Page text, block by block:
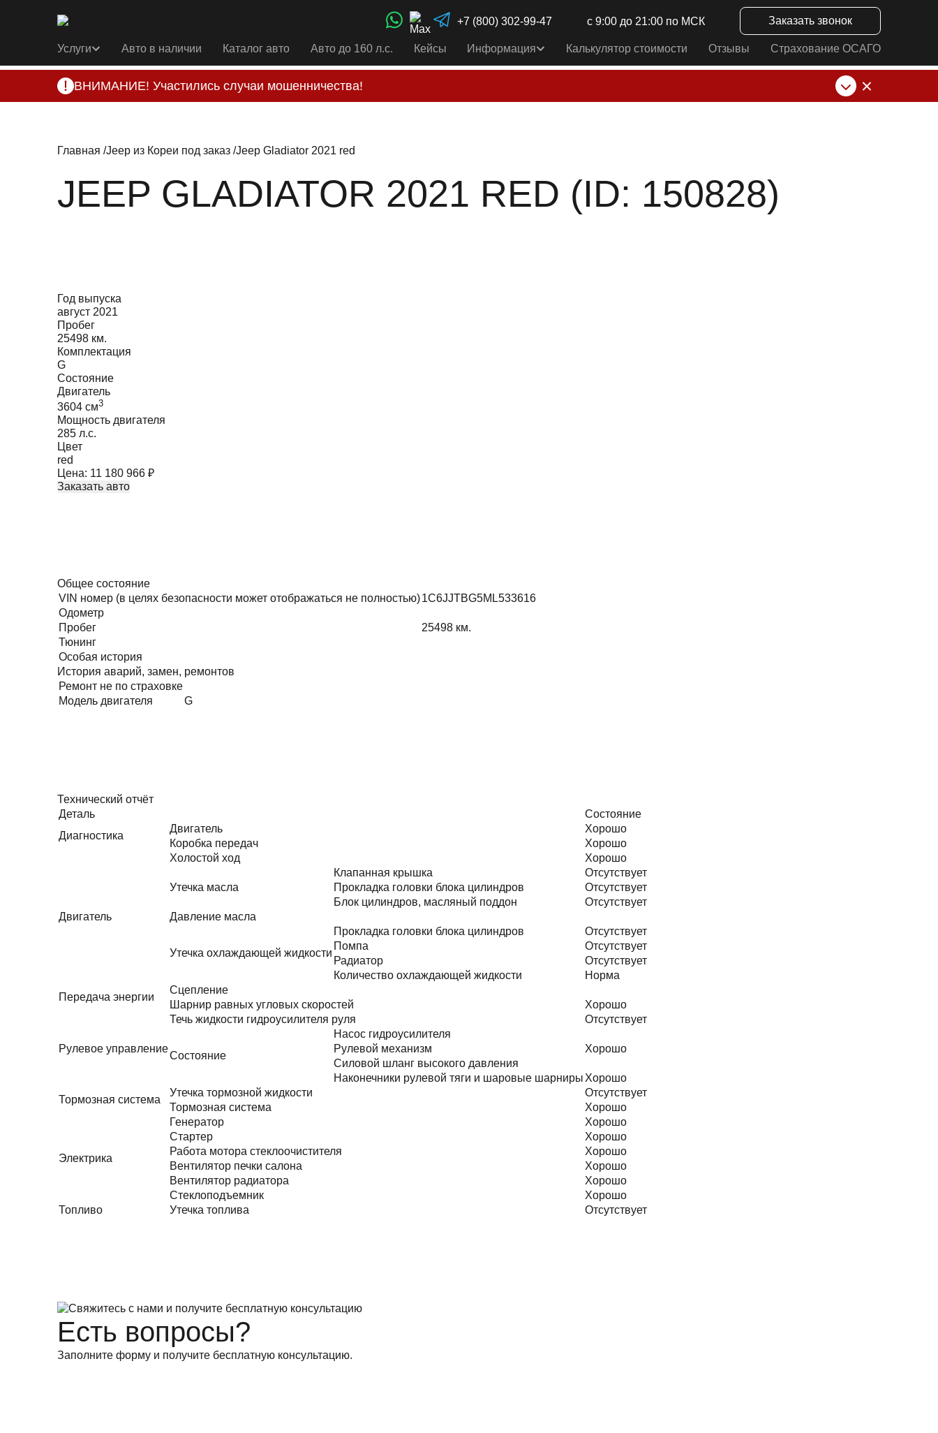
+7 (800) 302-99-47 с 9:00 до 21:00 по МСК Заказать звонок
Услуги Авто в наличии Каталог авто Авто до 160 л.с. Кейсы Информация Калькулятор стоимости Отзывы Страхование ОСАГО
ВНИМАНИЕ! Участились случаи мошенничества!
Главная Jeep из Кореи под заказ Jeep Gladiator 2021 red
JEEP GLADIATOR 2021 RED (ID: 150828)
Год выпуска
август 2021
Пробег
25498 км.
Комплектация
G
Состояние
Двигатель
3604 cм3
Мощность двигателя
285 л.с.
Цвет
red
Цена: 11 180 966 ₽
Заказать авто
Общее состояние
VIN номер (в целях безопасности может отображаться не полностью)1C6JJTBG5ML533616
Одометр
Пробег
25498 км.
Тюнинг
Особая история
История аварий, замен, ремонтов
Ремонт не по страховке
Модель двигателя
G
Технический отчёт
Деталь
Состояние
Диагностика
Двигатель
Хорошо
Коробка передач
Хорошо
Двигатель
Холостой ход Хорошо
Утечка масла
Клапанная крышка
Отсутствует
Прокладка головки блока цилиндров
Отсутствует
Блок цилиндров, масляный поддон
Отсутствует
Давление масла
Утечка охлаждающей жидкости
Прокладка головки блока цилиндров
Отсутствует
Помпа
Отсутствует
Радиатор
Отсутствует
Количество охлаждающей жидкости
Норма
Передача энергии
Сцепление
Шарнир равных угловых скоростей
Хорошо
Рулевое управление
Течь жидкости гидроусилителя руля Отсутствует
Состояние
Насос гидроусилителя
Рулевой механизм
Хорошо
Силовой шланг высокого давления
Наконечники рулевой тяги и шаровые шарниры Хорошо
Тормозная система
Утечка тормозной жидкости
Отсутствует
Тормозная система
Хорошо
Электрика
Генератор
Хорошо
Стартер
Хорошо
Работа мотора стеклоочистителя
Хорошо
Вентилятор печки салона
Хорошо
Вентилятор радиатора
Хорошо
Стеклоподъемник
Хорошо
Топливо
Утечка топлива Отсутствует
Есть вопросы?
Заполните форму и получите бесплатную консультацию.